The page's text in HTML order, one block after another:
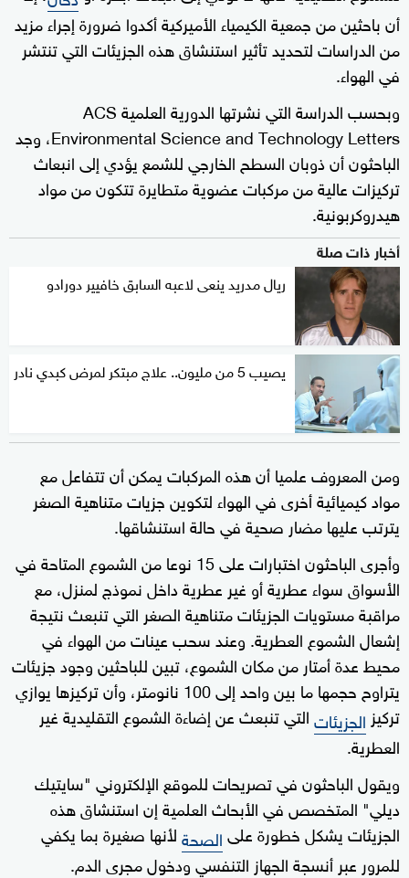
أن باحثين من جمعية الكيمياء الأميركية أكدوا ضرورة إجراء مزيد
من الدراسات لتحديد تأثير استنشاق هذه الجزيئات التي تنتشر
في الهواء.
وبحسب الدراسة التي نشرتها الدورية العلمية ACS
Environmental Science and Technology Letters، وجد
الباحثون أن ذوبان السطح الخارجي للشمع يؤدي إلى انبعاث
تركيزات عالية من مركبات عضوية متطايرة تتكون من مواد
هيدروكربونية.
أخبار ذات صلة
ريال مدريد ينعى لاعبه السابق خافيير دورادو
يصيب 5 من مليون.. علاج مبتكر لمرض كبدي نادر
ومن المعروف علميا أن هذه المركبات يمكن أن تتفاعل مع
مواد كيميائية أخرى في الهواء لتكوين جزيات متناهية الصغر
يترتب عليها مضار صحية في حالة استنشاقها.
وأجرى الباحثون اختبارات على 15 نوعا من الشموع المتاحة في
الأسواق سواء عطرية أو غير عطرية داخل نموذج لمنزل، مع
مراقبة مستويات الجزيئات متناهية الصغر التي تنبعث نتيجة
إشعال الشموع العطرية. وعند سحب عينات من الهواء في
محيط عدة أمتار من مكان الشموع، تبين للباحثين وجود جزيئات
يتراوح حجمها ما بين واحد إلى 100 نانومتر، وأن تركيزها يوازي
تركيز الجزيئاتالتي تنبعث عن إضاءة الشموع التقليدية غير
العطرية.
ويقول الباحثون في تصريحات للموقع الإلكتروني "سايتيك
ديلي" المتخصص في الأبحاث العلمية إن استنشاق هذه
الجزيئات يشكل خطورة علىالصحةلأنها صغيرة بما يكفي
للمرور عبر أنسجة الجهاز التنفسي ودخول مجرى الدم.